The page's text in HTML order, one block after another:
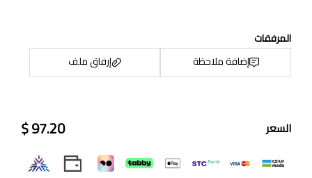
المرفقات
إضافة ملاحظة
إرفاق ملف
السعر 97.20 $